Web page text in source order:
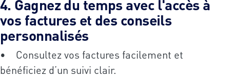
4. Gagnez du temps avec l'accès à
vos factures et des conseils
personnalisés
• Consultez vos factures facilement et
bénéficiez d’un suivi clair.